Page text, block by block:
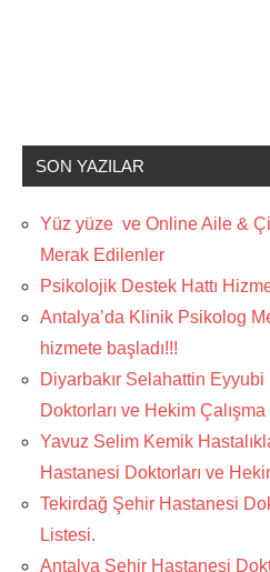
SON YAZILAR
Yüz yüze ve Online Aile &
Merak Edilenler
Psikolojik Destek Hattı
Antalya’da Klinik Psikolog
hizmete başladı!!!
Diyarbakır Selahattin
Doktorları ve Hekim
Yavuz Selim Kemik
Hastanesi Doktorları ve
Tekirdağ Şehir Hastanesi
Listesi.
Antalya Şehir Hastanesi